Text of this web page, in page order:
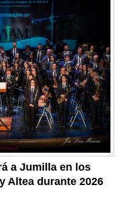
a Jumilla en los
Altea durante 2026